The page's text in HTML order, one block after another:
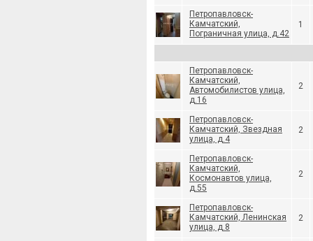
Петропавловск-
Камчатский,
Пограничная улица, д.42
1
Петропавловск-
Камчатский,
Автомобилистов улица,
д.16
2
Петропавловск-
Камчатский, Звездная
улица, д.4
2
Петропавловск-
Камчатский,
Космонавтов улица,
д.55
2
Петропавловск-
Камчатский, Ленинская
улица, д.8
2